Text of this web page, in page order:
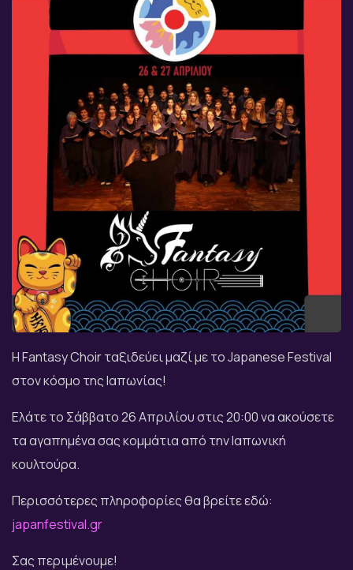
Η Fantasy Choir ταξιδεύει μαζί με το Japanese Festival
στον κόσμο της Ιαπωνίας!
Ελάτε το Σάββατο 26 Απριλίου στις 20:00 να ακούσετε
τα αγαπημένα σας κομμάτια από την Ιαπωνική
κουλτούρα.
Περισσότερες πληροφορίες θα βρείτε εδώ:
japanfestival.gr
Σας περιμένουμε!